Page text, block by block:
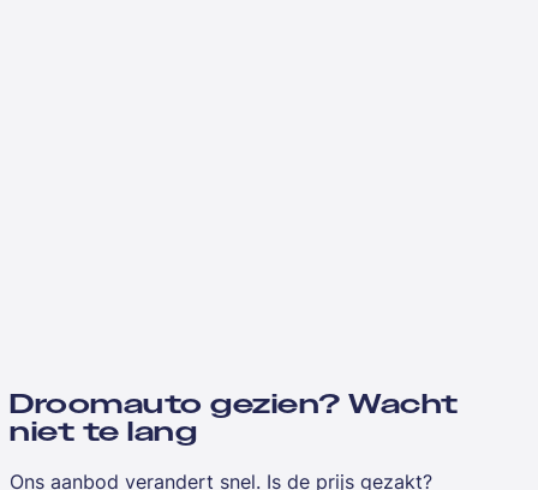
Droomauto gezien? Wacht
niet te lang
Ons aanbod verandert snel. Is de prijs gezakt?